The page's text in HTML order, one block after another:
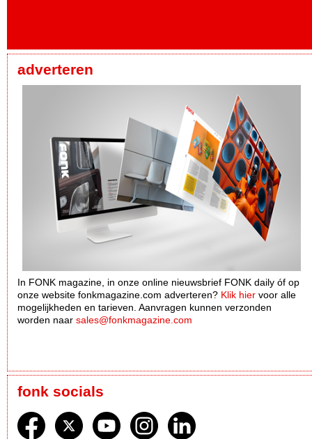
adverteren
In FONK magazine, in onze online nieuwsbrief FONK daily óf op
onze website fonkmagazine.com adverteren? Klik hier voor alle
mogelijkheden en tarieven. Aanvragen kunnen verzonden
worden naar sales@fonkmagazine.com
fonk socials